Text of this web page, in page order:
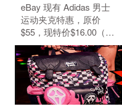
eBay 现有 Adidas 男士
运动夹克特惠，原价
$55，现特价$16.00（约
108.25元）。 无需使用
优惠码。 优惠随时可能
失效。